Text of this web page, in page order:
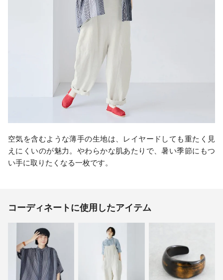
空気を含むような薄手の生地は、レイヤードしても重たく見
えにくいのが魅力。やわらかな肌あたりで、暑い季節にもつ
い手に取りたくなる一枚です。
コーディネートに使用したアイテム